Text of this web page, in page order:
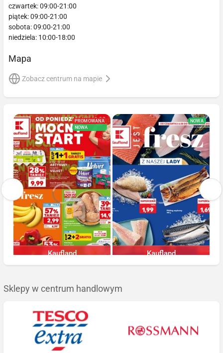
czwartek: 09:00-21:00
piątek: 09:00-21:00
sobota: 09:00-21:00
niedziela: 10:00-18:00
Mapa
Zobacz centrum na mapie
PROMOWANA
NOWA
Kaufland
Ostatnie 24h
NOWA
Kaufland
Ostatnie 24h
Sklepy w centrum handlowym